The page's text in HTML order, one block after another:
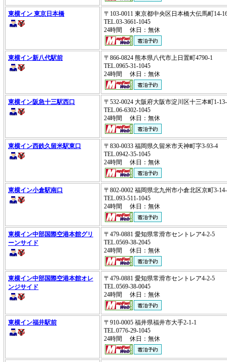
東横イン 東京日本橋
〒103-0011 東京都中央区日本橋大伝馬町
TEL.03-3661-1045
24時間 休日：無休
東横イン新八代駅前
〒866-0824 熊本県八代市上日置町4790-1
TEL.0965-31-1045
24時間 休日：無休
東横イン阪急十三駅西口
〒532-0024 大阪府大阪市淀川区十三本町1-
TEL.06-6302-1045
24時間 休日：無休
東横イン西鉄久留米駅東口
〒830-0033 福岡県久留米市天神町字3-93-4
TEL.0942-35-1045
24時間 休日：無休
東横イン小倉駅南口
〒802-0002 福岡県北九州市小倉北区京町3-
TEL.093-511-1045
24時間 休日：無休
東横イン中部国際空港本館グリ
ーンサイド
〒479-0881 愛知県常滑市セントレア4-2-5
TEL.0569-38-2045
24時間 休日：無休
東横イン中部国際空港本館オレ
ンジサイド
〒479-0881 愛知県常滑市セントレア4-2-5
TEL.0569-38-0045
24時間 休日：無休
東横イン福井駅前
〒910-0005 福井県福井市大手2-1-1
TEL.0776-29-1045
24時間 休日：無休